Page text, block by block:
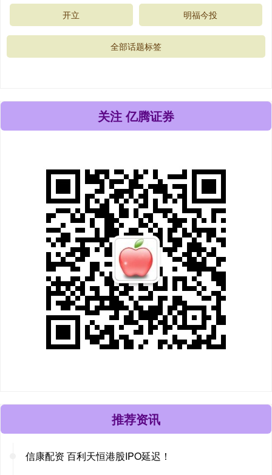
开立 明福今投
全部话题标签
关注 亿腾证券
推荐资讯
信康配资 百利天恒港股IPO延迟！